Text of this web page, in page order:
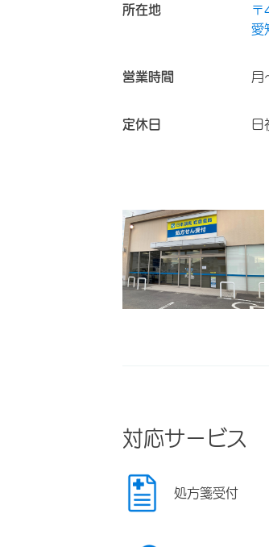
所在地
愛
営業時間
定休日 日
対応サービス
処方箋受付